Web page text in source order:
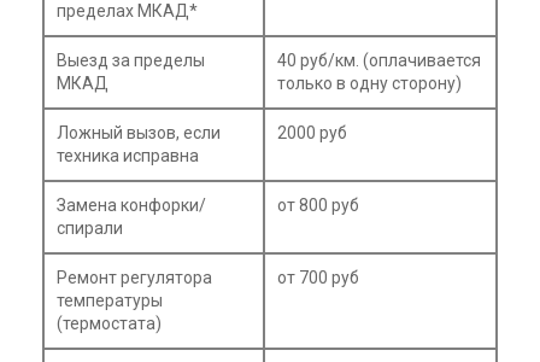
пределах МКАД*
Выезд за пределы
МКАД
40 руб/км. (оплачивается
только в одну сторону)
Ложный вызов, если
техника исправна
2000 руб
Замена конфорки/
спирали
от 800 руб
Ремонт регулятора
температуры
(термостата)
от 700 руб